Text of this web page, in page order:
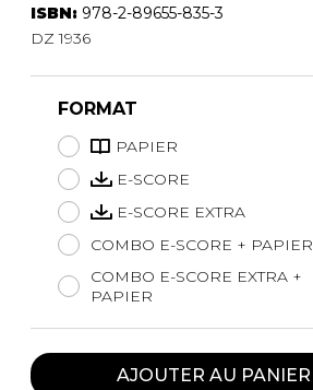
ISBN: 978-2-89655-835-3
DZ 1936
FORMAT
PAPIER
E-SCORE
E-SCORE EXTRA
COMBO E-SCORE + PAPIER
COMBO E-SCORE EXTRA +
PAPIER
AJOUTER AU PANIER